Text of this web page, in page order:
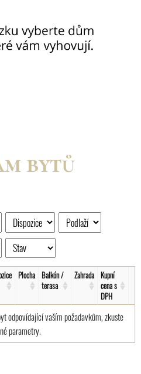
bytů
Plocha Balkón /
terasa
Zahrada Kupní
cena s
DPH
odpovídající vaším požadavkům, zkuste
parametry.